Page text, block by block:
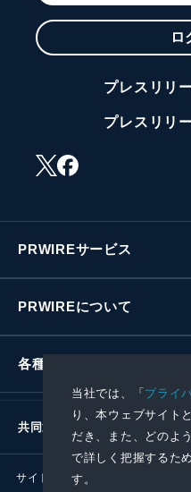
当社では、「プライ
り、本ウェブサイト
だき、また、どのよ
で詳しく把握するた
す。
ロ
プレスリリ
プレスリリ
PRWIREサービス
PRWIREについて
各種お問い合わせ
共同通信社グループ
サイトポリシー